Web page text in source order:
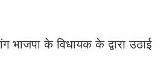
भाजपा के विधायक के द्वारा उठाई